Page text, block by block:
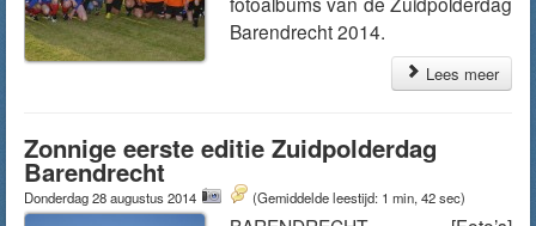
Barendrecht 2014.
Lees meer
Zonnige eerste editie Zuidpolderdag
Barendrecht
Donderdag 28 augustus 2014 (Gemiddelde leestijd: 1 min, 42 sec)